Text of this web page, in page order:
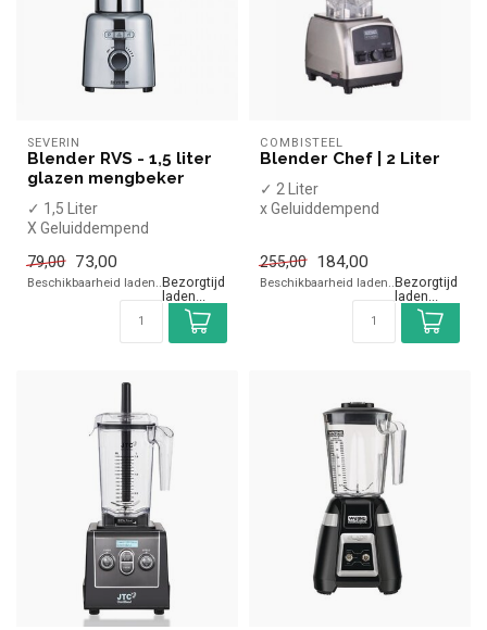
SEVERIN
Blender RVS - 1,5 liter
glazen mengbeker
✓ 1,5 Liter
X Geluiddempend
✓ Handmatige bediening
✓ Pulse functie
79,00 73,00
Beschikbaarheid laden..
COMBISTEEL
Blender Chef | 2 Liter
✓ 2 Liter
x Geluiddempend
✓ Pulse fun...
255,00 184,00
Beschikbaarheid laden..